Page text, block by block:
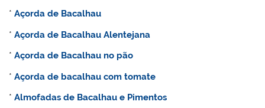
*Açorda de Bacalhau
*Açorda de Bacalhau Alentejana
*Açorda de Bacalhau no pão
*Açorda de bacalhau com tomate
*Almofadas de Bacalhau e Pimentos